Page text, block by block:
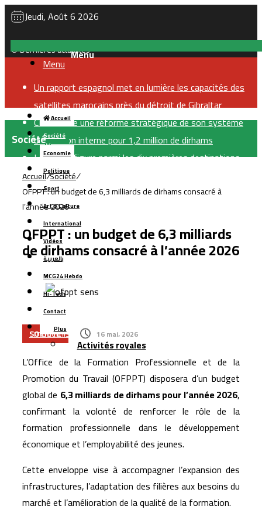
Jeudi, Août 6 2026
Dernières actualités
Un rapport espagnol met en lumière les capacités des
satellites marocains près du détroit de Gibraltar
CNSS lance une réforme stratégique de son système
de gestion interne pour 1,2 million de dirhams
Le Maroc figure parmi les dix premières destinations
mondiales pour les investissements privés soutenus
par le financement du développement
CIH Bank finalise une augmentation de capital d’un
milliard de dirhams, largement souscrite
Samsung enregistre un nouveau record de
précommandes pour ses smartphones pliables
Managem prend le contrôle du projet gazier de
Tendrara avant le démarrage de la production
L’Allemagne accorde un prêt de 66 millions d’euros pour
moderniser le secteur de l’eau au Maroc
Renault Maroc renforce son leadership industriel avec
200.000 véhicules produits et plus de 167.000 unités
exportées
Google pilote une alliance de 200 milliards de dollars
pour accélérer la course aux puces d’intelligence
artificielle
d’affaires au premier semestre 2026
Menu
Accueil
Société
Economie
Politique
Sport
Art & Culture
International
Vidéos
بالعربية
MCG24 Hebdo
Hi-Tech
Contact
Plus
Activités royales
Société
Accueil/Société/
OFPPT : un budget de 6,3 milliards de dirhams consacré à
l’année 2026
OFPPT : un budget de 6,3 milliards
de dirhams consacré à l’année 2026
SOCIÉTÉ 16 mai، 2026
L’Office de la Formation Professionnelle et de la
Promotion du Travail (OFPPT) disposera d’un budget
global de 6,3 milliards de dirhams pour l’année 2026,
confirmant la volonté de renforcer le rôle de la
formation professionnelle dans le développement
économique et l’employabilité des jeunes.
Cette enveloppe vise à accompagner l’expansion des
infrastructures, l’adaptation des filières aux besoins du
marché et l’amélioration de la qualité de la formation.